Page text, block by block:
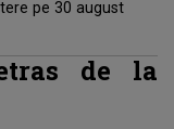
pe 30 august
de la